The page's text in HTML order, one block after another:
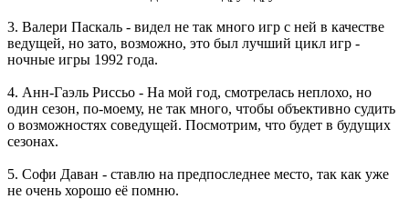
3. Валери Паскаль - видел не так много игр с ней в качестве
ведущей, но зато, возможно, это был лучший цикл игр -
ночные игры 1992 года.
4. Анн-Гаэль Риссьо - На мой год, смотрелась неплохо, но
один сезон, по-моему, не так много, чтобы объективно судить
о возможностях соведущей. Посмотрим, что будет в будущих
сезонах.
5. Софи Даван - ставлю на предпоследнее место, так как уже
не очень хорошо её помню.